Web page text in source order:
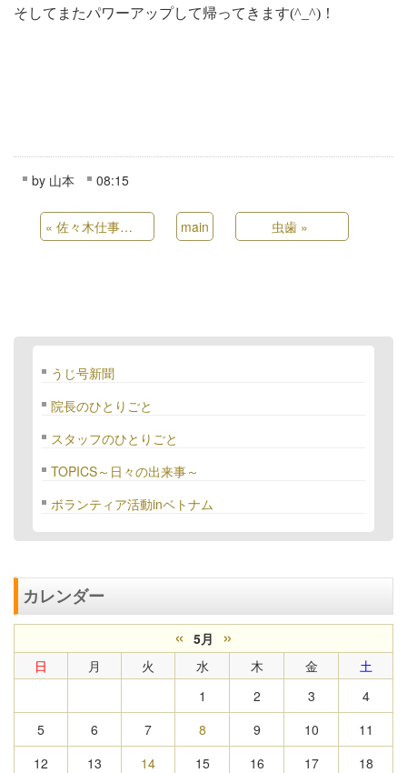
そしてまたパワーアップして帰ってきます(^_^)！
by 山本 08:15
«佐々木仕事復帰しました！ main 虫歯»
うじ号新聞
院長のひとりごと
スタッフのひとりごと
TOPICS～日々の出来事～
ボランティア活動inベトナム
カレンダー
« 5月 »
日 月 火 水 木 金
土
1
2 3
4
5
6 7 8 9 10
11
12
13 14 15 16 17
18